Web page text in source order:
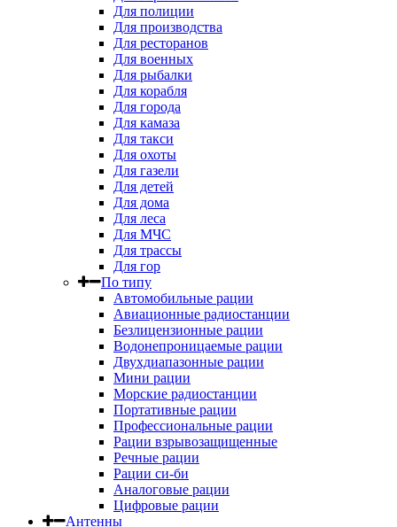
Для полиции
Для производства
Для ресторанов
Для военных
Для рыбалки
Для корабля
Для города
Для камаза
Для такси
Для охоты
Для газели
Для детей
Для дома
Для леса
Для МЧС
Для трассы
Для гор
По типу
Автомобильные рации
Авиационные радиостанции
Безлицензионные рации
Водонепроницаемые рации
Двухдиапазонные рации
Мини рации
Морские радиостанции
Портативные рации
Профессиональные рации
Рации взрывозащищенные
Речные рации
Рации си-би
Аналоговые рации
Цифровые рации
Антенны